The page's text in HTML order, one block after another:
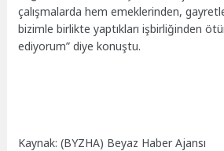
çalışmalarda hem emeklerinden,
bizimle birlikte yaptıkları işbirliğinden
ediyorum” diye konuştu.
Kaynak: (BYZHA) Beyaz Haber Ajansı